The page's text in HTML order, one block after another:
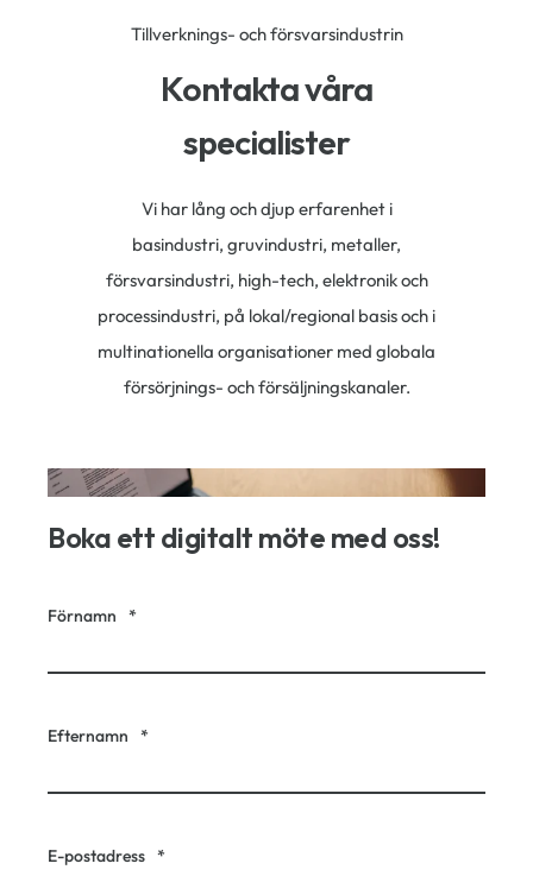
Tillverknings- och försvarsindustrin
Kontakta våra
specialister
Vi har lång och djup erfarenhet i
basindustri, gruvindustri, metaller,
försvarsindustri, high-tech, elektronik och
processindustri, på lokal/regional basis och i
multinationella organisationer med globala
försörjnings- och försäljningskanaler.
Boka ett digitalt möte med oss!
Förnamn *
Efternamn *
E-postadress *